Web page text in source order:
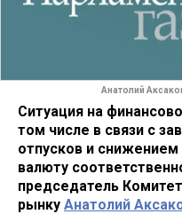
Анатолий
Ситуация на
том числе в связи с
отпусков и
валюту
председатель
рынку Анатолий